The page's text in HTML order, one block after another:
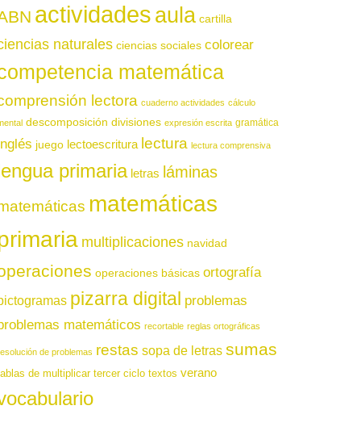
actividadesaula cartilla
naturales ciencias sociales colorear
matemática
lectora cuaderno actividades cálculo
descomposición divisiones expresión escrita gramática
juego lectoescritura lectura lectura comprensiva
primaria letras láminas
matemáticas
multiplicaciones navidad
operaciones básicas ortografía
pizarra digital problemas
matemáticos recortable reglas ortográficas
de problemas restas sopa de letras sumas
de multiplicar tercer ciclo textos verano